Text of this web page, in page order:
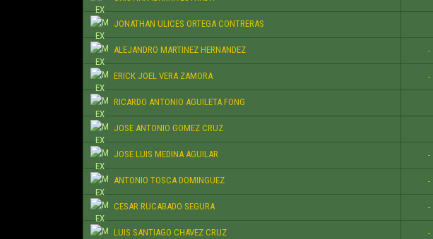
JONATHAN ULICES ORTEGA CONTRERAS
ALEJANDRO MARTINEZ HERNANDEZ -
ERICK JOEL VERA ZAMORA -
RICARDO ANTONIO AGUILETA FONG
JOSE ANTONIO GOMEZ CRUZ
JOSE LUIS MEDINA AGUILAR -
ANTONIO TOSCA DOMINGUEZ -
CESAR RUCABADO SEGURA -
LUIS SANTIAGO CHAVEZ CRUZ -